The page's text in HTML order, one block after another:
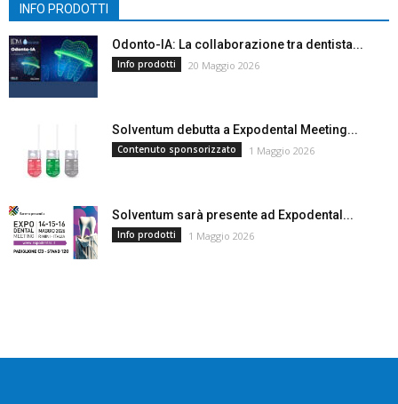
INFO PRODOTTI
Odonto-IA: La collaborazione tra dentista...
Info prodotti 20 Maggio 2026
Solventum debutta a Expodental Meeting...
Contenuto sponsorizzato 1 Maggio 2026
Solventum sarà presente ad Expodental...
Info prodotti 1 Maggio 2026